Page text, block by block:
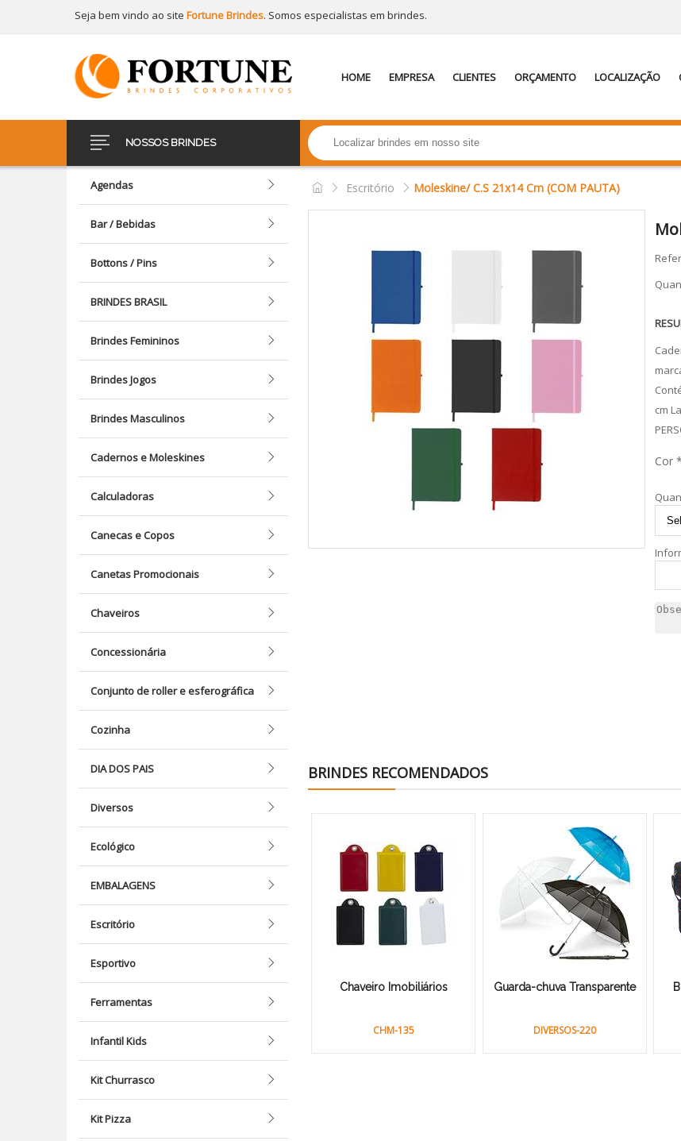
Seja bem vindo ao site Fortune Brindes. Somos especialistas em brindes.
HOME EMPRESA CLIENTES ORÇAMENTO LOCALIZAÇÃO
NOSSOS BRINDES
Agendas
Bar / Bebidas
Bottons / Pins
BRINDES BRASIL
Brindes Femininos
Brindes Jogos
Brindes Masculinos
Cadernos e Moleskines
Calculadoras
Canecas e Copos
Canetas Promocionais
Chaveiros
Concessionária
Conjunto de roller e esferográfica
Cozinha
DIA DOS PAIS
Diversos
Ecológico
EMBALAGENS
Escritório
Esportivo
Ferramentas
Infantil Kids
Kit Churrasco
Kit Pizza
Escritório Moleskine/ C.S 21x14 Cm (COM PAUTA)
cm
Cor *
BRINDES RECOMENDADOS
Chaveiro Imobiliários
CHM-135
Guarda-chuva Transparente
DIVERSOS-220